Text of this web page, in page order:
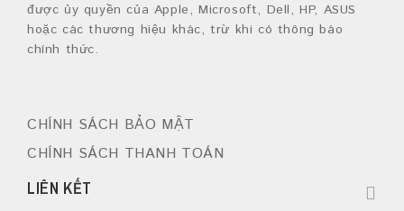
được ủy quyền của Apple, Microsoft, Dell, HP, ASUS
hoặc các thương hiệu khác, trừ khi có thông báo
chính thức.
CHÍNH SÁCH BẢO MẬT
CHÍNH SÁCH THANH TOÁN
LIÊN KẾT